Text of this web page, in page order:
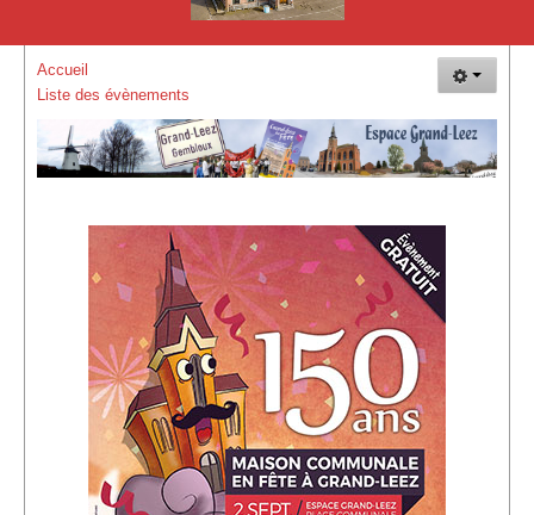
L'Hirondelle de Grand-Leez - Société Colombophile
Les événements
Vue d'ensemble des évènements
Evénements de EGL
Evènements de EGL Nature
Evénements des membres
GLEF 2017 : 150 ans de la maison communale
Autres évènements
Vue d'ensemble des évènements (Suite)
Comment nous rejoindre !
Accueil
Liste des évènements